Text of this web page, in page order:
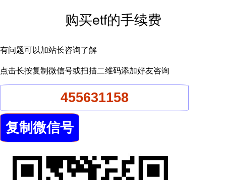
购买etf的手续费
有问题可以加站长咨询了解
点击长按复制微信号或扫描二维码添加好友咨询